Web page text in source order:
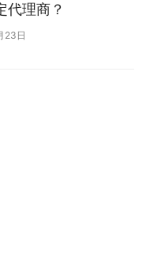
代理商？
23日